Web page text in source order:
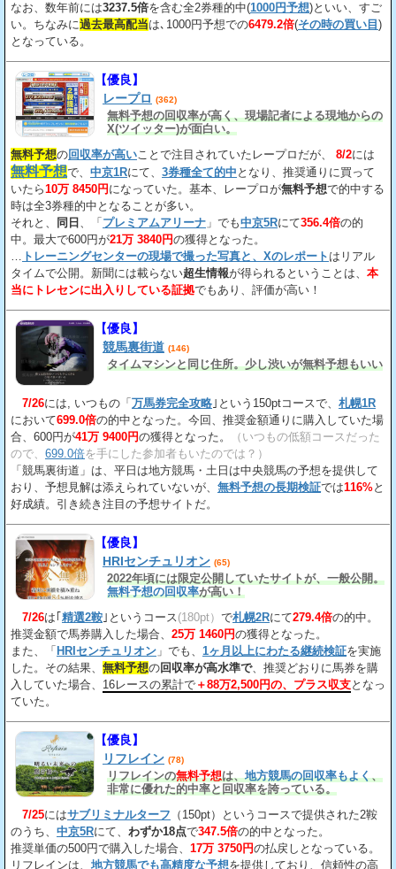
なお、数年前には3237.5倍を含む全2券種的中(1000円予想)といい、すご
い。ちなみに過去最高配当は､1000円予想での6479.2倍(その時の買い目 )
となっている。
【優良】
レープロ (362)
無料予想の回収率が高く、現場記者による現地からの
X(ツイッター)が面白い。
無料予想の回収率が高いことで注目されていたレープロだが、 8/2には
無料予想で、 中京1Rにて、 3券種全て的中 となり、推奨通りに買って
いたら10万 8450円 になっていた。基本、レープロが無料予想で的中する
時は全3券種的中となることが多い。
それと、
同日 、「 プレミアムアリーナ 」でも中京5Rにて356.4倍の的
中。最大で600円が21万 3840円の獲得となった。
… トレーニングセンターの現場で撮った写真と、Xのレポート はリアル
タイムで公開。新聞には載らない超生情報が得られるということは、 本
当にトレセンに出入りしている証拠でもあり、評価が高い！
【優良】
競馬裏街道 (146)
タイムマシンと同じ住所。少し渋いが無料予想もいい
7/26には, いつもの「 万馬券完全攻略 ｣という150ptコースで、 札幌1R
において699.0倍の的中となった。今回、推奨金額通りに購入していた場
合、600円が41万 9400円の獲得となった。
（いつもの低額コースだった
ので、 699.0倍を手にした参加者もいたのでは？）
「競馬裏街道」は、平日は地方競馬・土日は中央競馬の予想を提供して
おり、予想見解は添えられていないが、 無料予想の長期検証では116%と
好成績。引き続き注目の予想サイトだ。
【優良】
HRIセンチュリオン (65)
2022年頃には限定公開していたサイトが、一般公開。
無料予想の回収率が高い！
7/26は｢ 精選2鞍 ｣というコース(180pt） で札幌2Rにて279.4倍の的中。
推奨金額で馬券購入した場合、 25万 1460円の獲得となった。
また、「 HRIセンチュリオン 」でも、 1ヶ月以上にわたる継続検証を実施
した。その結果、 無料予想の回収率が高水準で、推奨どおりに馬券を購
入していた場合、 16レースの累計で ＋88万2,500円の、プラス収支となっ
ていた。
【優良】
リフレイン (78)
リフレインの無料予想は、地方競馬の回収率もよく、
非常に優れた的中率と回収率を誇っている。
7/25にはサブリミナルターフ （150pt）というコースで提供された2鞍
のうち、 中京5Rにて、 わずか18点で347.5倍の的中となった。
推奨単価の500円で購入した場合、 17万 3750円の払戻しとなっている。
リフレインは、 地方競馬でも高精度な予想を提供しており、信頼性の高